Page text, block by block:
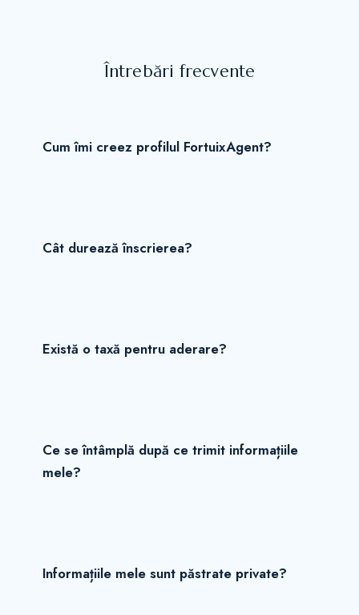
Întrebări frecvente
Cum îmi creez profilul FortuixAgent?
Cât durează înscrierea?
Există o taxă pentru aderare?
Ce se întâmplă după ce trimit informațiile
mele?
Informațiile mele sunt păstrate private?